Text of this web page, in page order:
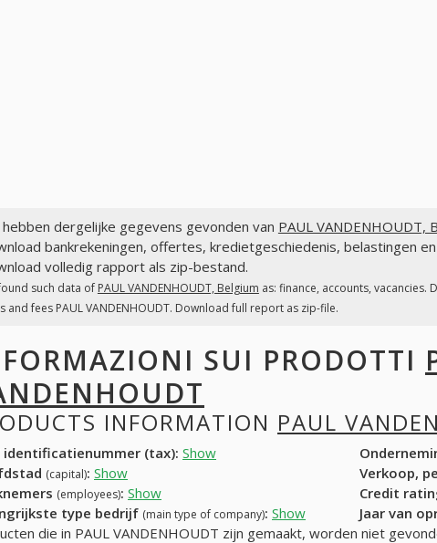
dergelijke gegevens gevonden van PAUL VANDENHOUDT,
bankrekeningen, offertes, kredietgeschiedenis, belastingen
volledig rapport als zip-bestand.
such data of PAUL VANDENHOUDT, Belgium as: finance, accounts,
and fees PAUL VANDENHOUDT. Download full report as zip-file.
SUI PRODOTTI
INFORMATION PAUL
identificatienummer (tax): Show
(capital): Show Verkoop,
(employees): Show Credit
type bedrijf (main type of company): Show Jaar van
die in PAUL VANDENHOUDT zijn gemaakt, worden niet